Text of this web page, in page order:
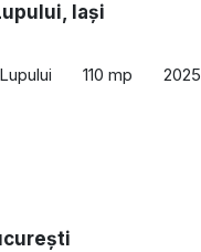
Iași
110 mp 2025